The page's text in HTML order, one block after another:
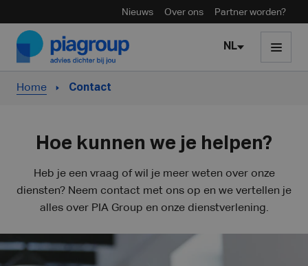
Nieuws Over ons Partner worden?
Skip to content
NL
Home Contact
Hoe kunnen we je helpen?
Heb je een vraag of wil je meer weten over onze
diensten? Neem contact met ons op en we vertellen je
alles over PIA Group en onze dienstverlening.